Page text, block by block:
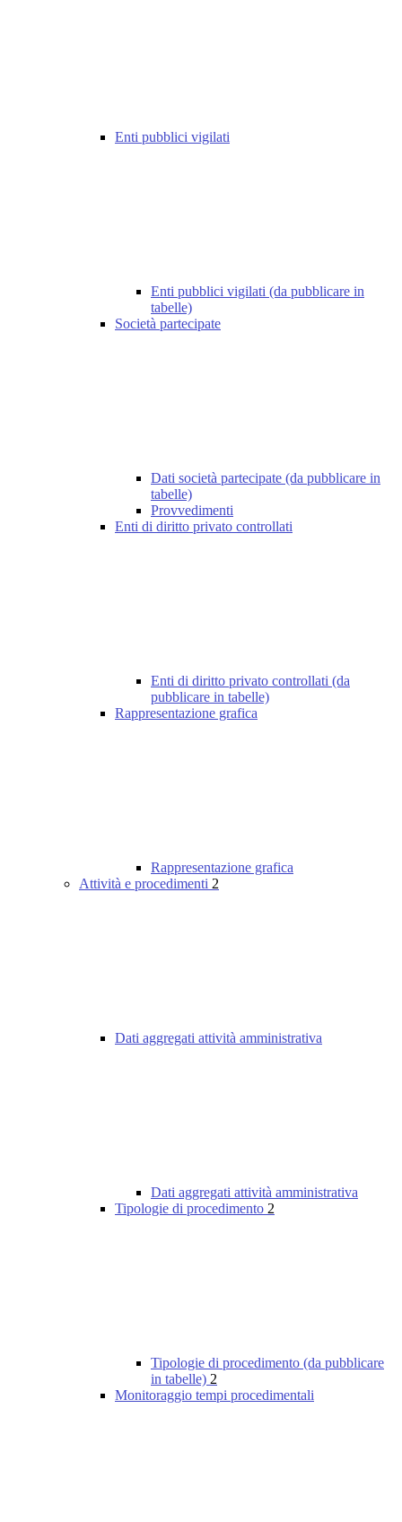
Enti pubblici vigilati
Enti pubblici vigilati (da pubblicare in
tabelle)
Società partecipate
Dati società partecipate (da pubblicare in
tabelle)
Provvedimenti
Enti di diritto privato controllati
Enti di diritto privato controllati (da
pubblicare in tabelle)
Rappresentazione grafica
Rappresentazione grafica
Attività e procedimenti 2
Dati aggregati attività amministrativa
Dati aggregati attività amministrativa
Tipologie di procedimento 2
Tipologie di procedimento (da pubblicare
in tabelle) 2
Monitoraggio tempi procedimentali